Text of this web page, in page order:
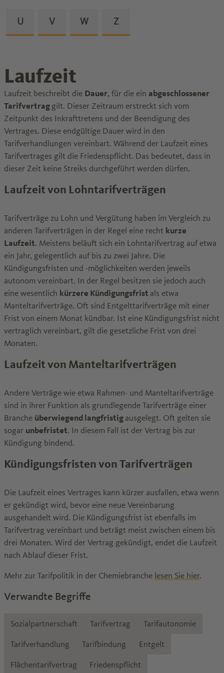
Zu den Glossareinträgen von dem Buchstaben
U Zu den Glossareinträgen von dem
V Zu den Glossareinträgen von dem
W Zu den Glossareinträgen
Z
Laufzeit
Laufzeit beschreibt die Dauer, für die ein abgeschlossener
Tarifvertrag gilt. Dieser Zeitraum erstreckt sich vom
Zeitpunkt des Inkrafttretens und der Beendigung des
Vertrages. Diese endgültige Dauer wird in den
Tarifverhandlungen vereinbart. Während der Laufzeit eines
Tarifvertrages gilt die Friedenspflicht. Das bedeutet, dass in
dieser Zeit keine Streiks durchgeführt werden dürfen.
Laufzeit von Lohntarifverträgen
Tarifverträge zu Lohn und Vergütung haben im Vergleich zu
anderen Tarifverträgen in der Regel eine recht kurze
Laufzeit. Meistens beläuft sich ein Lohntarifvertrag auf etwa
ein Jahr, gelegentlich auf bis zu zwei Jahre. Die
Kündigungsfristen und -möglichkeiten werden jeweils
autonom vereinbart. In der Regel besitzen sie jedoch auch
eine wesentlich kürzere Kündigungsfrist als etwa
Manteltarifverträge. Oft sind Entgelttarifverträge mit einer
Frist von einem Monat kündbar. Ist eine Kündigungsfrist nicht
vertraglich vereinbart, gilt die gesetzliche Frist von drei
Monaten.
Laufzeit von Manteltarifverträgen
Andere Verträge wie etwa Rahmen- und Manteltarifverträge
sind in ihrer Funktion als grundlegende Tarifverträge einer
Branche überwiegend langfristig ausgelegt. Oft gelten sie
sogar unbefristet. In diesem Fall ist der Vertrag bis zur
Kündigung bindend.
Kündigungsfristen von Tarifverträgen
Die Laufzeit eines Vertrages kann kürzer ausfallen, etwa wenn
er gekündigt wird, bevor eine neue Vereinbarung
ausgehandelt wird. Die Kündigungsfrist ist ebenfalls im
Tarifvertrag vereinbart und beträgt meist zwischen einem bis
drei Monaten. Wird der Vertrag gekündigt, endet die Laufzeit
nach Ablauf dieser Frist.
Mehr zur Tarifpolitik in der Chemiebranche lesen Sie hier.
Verwandte Begriffe
Sozialpartnerschaft Tarifvertrag Tarifautonomie
Tarifverhandlung Tarifbindung Entgelt
Flächentarifvertrag Friedenspflicht